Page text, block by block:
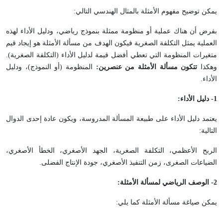
يمكن توضيح مفهوم الأمثلة بالمثال الهندسي التالي:
بفرض أن هناك عملية أو منظومة ممثلة بنموذج رياضي، ودليل الأداء لهذه
العملية يمثل التكلفة الصغرية فيكون الهدف من مسألة الأمثلة هو إيجاد قيم
متغيرات المنظومة التي تعطي أفضل قيمة لدليل الأداء (التكلفة الصغرية).
وهكذا تتكون مسألة الأمثلة من عنصرين: المنظومة (أو النموذج)، ودليل
الأداء.
1- دليل الأداء:
يعتمد دليل الأداء على طبيعة المسألة المدروسة، ويكون عادة إحدى الدوال
التالية:
الربح الأعظمي، التكلفة الصغرية، الجهد الأصغري، الخطأ الأصغري،
الضياعات الصغرى، زمن التنفيذ الأصغري، جودة الإنتاج الفضلى.
2
- الوصف الرياضي لمسألة الأمثلة:
يمكن صياغة مسألة الأمثلة كما يلي: